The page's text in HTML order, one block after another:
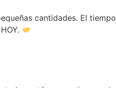
cantidades. El